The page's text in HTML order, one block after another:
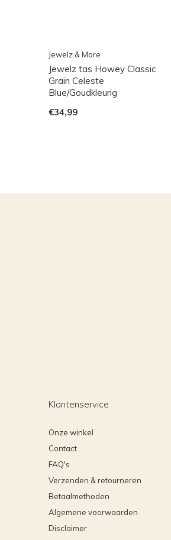
Jewelz & More
Jewelz tas Howey Classic
Grain Celeste
Blue/Goudkleurig
€34,99
Klantenservice
Onze winkel
Contact
FAQ's
Verzenden & retourneren
Betaalmethoden
Algemene voorwaarden
Disclaimer